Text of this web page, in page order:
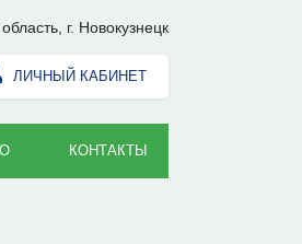
г. Новокузнецк
ЛИЧНЫЙ КАБИНЕТ
КОНТАКТЫ